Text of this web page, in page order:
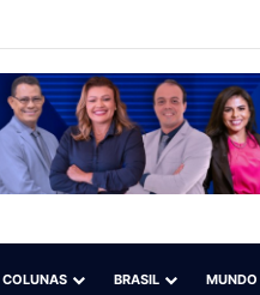
fiscalização do garimpo ilegal
COLUNAS BRASIL MUNDO